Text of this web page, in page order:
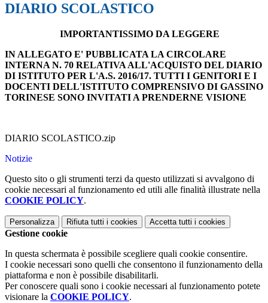
DIARIO SCOLASTICO
IMPORTANTISSIMO DA LEGGERE
IN ALLEGATO E' PUBBLICATA LA CIRCOLARE
INTERNA N. 70 RELATIVA ALL'ACQUISTO DEL DIARIO
DI ISTITUTO PER L'A.S. 2016/17. TUTTI I GENITORI E I
DOCENTI DELL'ISTITUTO COMPRENSIVO DI GASSINO
TORINESE SONO INVITATI A PRENDERNE VISIONE
DIARIO SCOLASTICO.zip
Notizie
Questo sito o gli strumenti terzi da questo utilizzati si avvalgono di
cookie necessari al funzionamento ed utili alle finalità illustrate nella
COOKIE POLICY.
Personalizza Rifiuta tutti i cookies Accetta tutti i cookies
Gestione cookie
In questa schermata è possibile scegliere quali cookie consentire.
I cookie necessari sono quelli che consentono il funzionamento della
piattaforma e non è possibile disabilitarli.
Per conoscere quali sono i cookie necessari al funzionamento potete
visionare la COOKIE POLICY.